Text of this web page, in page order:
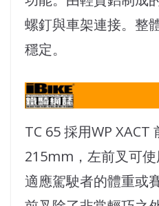
螺釘與車架連接。整
穩定。
TC 65 採用WP XACT
215mm，左前叉可
適應駕駛者的體重或